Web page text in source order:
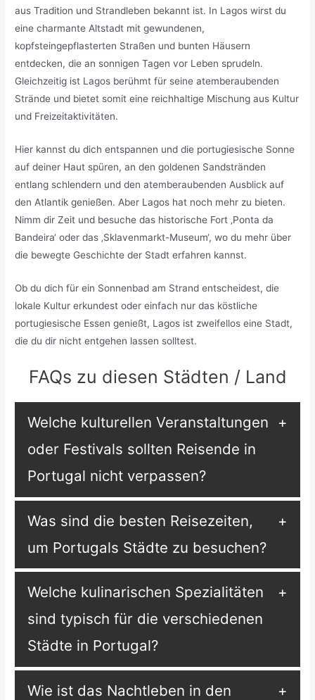
aus Tradition und Strandleben bekannt ist. In Lagos wirst du
eine charmante Altstadt mit gewundenen,
kopfsteingepflasterten Straßen und bunten Häusern
entdecken, die an sonnigen Tagen vor Leben sprudeln.
Gleichzeitig ist Lagos berühmt für seine atemberaubenden
Strände und bietet somit eine reichhaltige Mischung aus Kultur
und Freizeitaktivitäten.
Hier kannst du dich entspannen und die portugiesische Sonne
auf deiner Haut spüren, an den goldenen Sandstränden
entlang schlendern und den atemberaubenden Ausblick auf
den Atlantik genießen. Aber Lagos hat noch mehr zu bieten.
Nimm dir Zeit und besuche das historische Fort ‚Ponta da
Bandeira‘ oder das ‚Sklavenmarkt-Museum‘, wo du mehr über
die bewegte Geschichte der Stadt erfahren kannst.
Ob du dich für ein Sonnenbad am Strand entscheidest, die
lokale Kultur erkundest oder einfach nur das köstliche
portugiesische Essen genießt, Lagos ist zweifellos eine Stadt,
die du dir nicht entgehen lassen solltest.
FAQs zu diesen Städten / Land
Welche kulturellen Veranstaltungen
oder Festivals sollten Reisende in
Portugal nicht verpassen?
Was sind die besten Reisezeiten,
um Portugals Städte zu besuchen?
Welche kulinarischen Spezialitäten
sind typisch für die verschiedenen
Städte in Portugal?
Wie ist das Nachtleben in den